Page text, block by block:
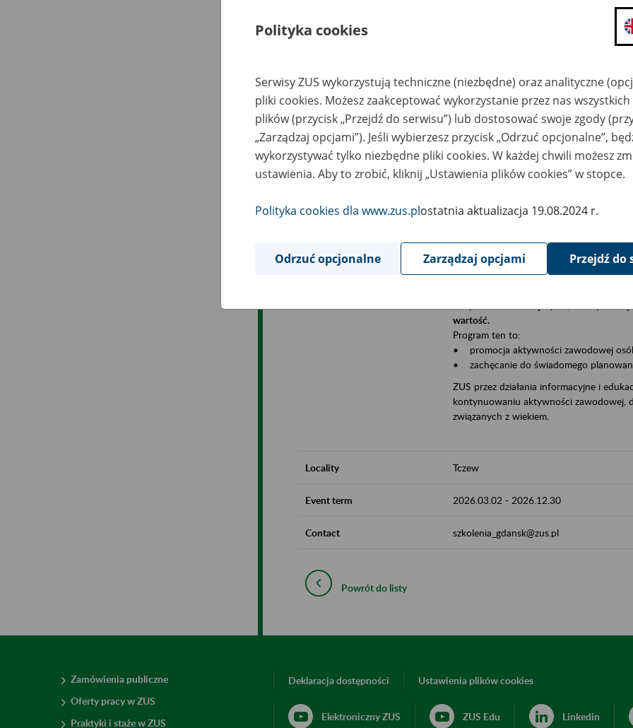
Jeśli jesteś osoba ubezpieczoną (np.
• możesz sprawdzić swoje dane na
Jeśli jesteś płatnikiem składek (np.
• możesz skorzystać z aplikacji
ubezpieczeń, wypełnisz i przekażesz
ZUS;
• możesz złożyć wniosek o wydanie
• masz dostęp do zwolnień lekarskich
Jeśli jesteś świadczeniobiorcą:
• masz dostęp m.in. do formularza PIT
do formularza PIT 40A, czyli rocznego
• możesz zarezerwować wizytę;
• możesz też złożyć wniosek o zmianę
Aktywni 50+ to inicjatywa, która
wartość.
Program ten to:
• promocja aktywności zawodowej
• zachęcanie do świadomego
ZUS przez działania informacyjne i
kontynuowaniu aktywności zawodowej,
związanych z wiekiem.
Locality Tczew
Event term 2026.03.02 - 2026.12.30
Contact szkolenia_gdansk@zus.pl
Powrót do listy
Zamówienia publiczne
Oferty pracy w ZUS
Praktyki i staże w ZUS
Deklaracja dostępności Ustawienia plików cookies
Elektroniczny ZUS ZUS Edu Linkedin
Polityka cookies
Serwisy ZUS wykorzystują techniczne (niezbędne) oraz analityczne
pliki cookies. Możesz zaakceptować wykorzystanie przez nas
plików (przycisk „Przejdź do serwisu”) lub dostosować swoje zgody
„Zarządzaj opcjami”). Jeśli wybierzesz przycisk „Odrzuć opcjonalne”,
wykorzystywać tylko niezbędne pliki cookies. W każdej chwili możesz
ustawienia. Aby to zrobić, kliknij „Ustawienia plików cookies” w stopce.
Polityka cookies dla www.zus.plostatnia aktualizacja 19.08.2024 r.
Odrzuć opcjonalne Zarządzaj opcjami Przejdź do